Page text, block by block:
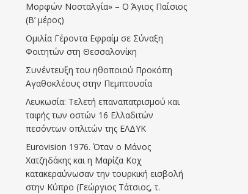
Μορφών Νοσταλγία» – Ο Άγιος Παΐσιος
(Β’ μέρος)
Ομιλία Γέροντα Εφραίμ σε Σύναξη
Φοιτητών στη Θεσσαλονίκη
Συνέντευξη του ηθοποιού Προκόπη
Αγαθοκλέους στην Πεμπτουσία
Λευκωσία: Τελετή επαναπατρισμού και
ταφής των οστών 16 Ελλαδιτών
πεσόντων οπλιτών της ΕΛΔΥΚ
Eurovision 1976. Όταν ο Μάνος
Χατζηδάκης και η Μαρίζα Κοχ
κατακεραύνωσαν την τουρκική εισβολή
στην Κύπρο (Γεώργιος Τάτσιος, τ.